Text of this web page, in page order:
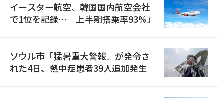
イースター航空、韓国国内航空会社
で1位を記録…「上半期搭乗率93%」
ソウル市「猛暑重大警報」が発令さ
れた4日、熱中症患者39人追加発生